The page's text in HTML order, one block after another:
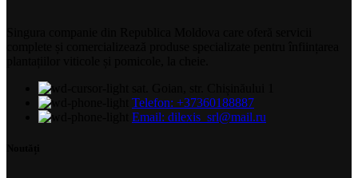
Telefon: +37360188887
Email: dilexis_srl@mail.ru